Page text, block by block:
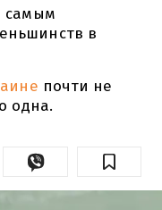
самым
в
почти не
одна.